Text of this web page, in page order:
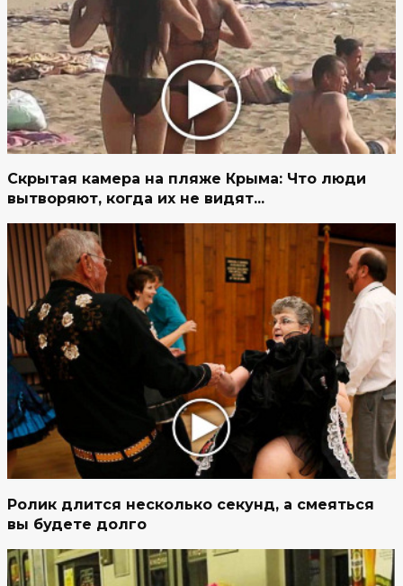
Скрытая камера на пляже Крыма: Что люди
вытворяют, когда их не видят...
Ролик длится несколько секунд, а смеяться
вы будете долго